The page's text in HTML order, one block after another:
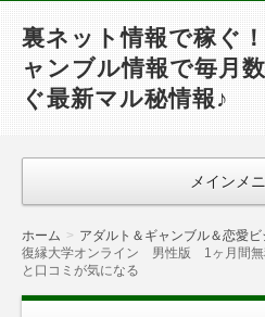
裏ネット情報で稼ぐ
ャンブル情報で毎月
ぐ最新マル秘情報♪
メインメ
ホーム
アダルト＆ギャンブル＆恋愛
復縁大学オンライン 男性版 1ヶ月間無
と口コミが気になる